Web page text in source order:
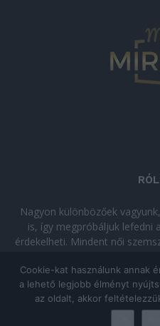
Nagyon különbözőek
is, így megpróbáljuk lefedni
érdekelheti. Mindent női
© Copyright 2026 -
Cookie-kat használunk annak
a lehető legjobb élményt
az oldalt, akkor